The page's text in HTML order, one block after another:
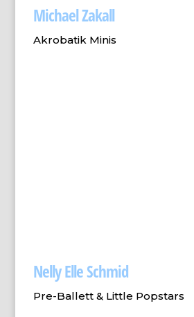
Michael Zakall
Akrobatik Minis
Nelly Elle Schmid
Pre-Ballett & Little Popstars